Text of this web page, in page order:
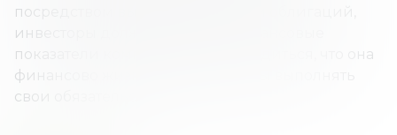
посредством выпуска акций или облигаций,
инвесторы должны изучить финансовые
показатели компании, чтобы убедиться, что она
финансово жизнеспособна, чтобы выполнять
свои обязательства.